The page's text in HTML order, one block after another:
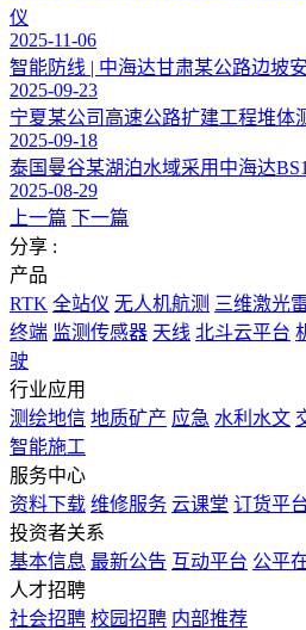
仪
2025-11-06
智能防线 | 中海达甘肃某公路边坡
2025-09-23
宁夏某公司高速公路扩建工程堆体
2025-09-18
泰国曼谷某湖泊水域采用中海达
2025-08-29
上一篇 下一篇
分享 :
产品
RTK 全站仪 无人机航测 三维激光
终端 监测传感器 天线 北斗云平台
驶
行业应用
测绘地信 地质矿产 应急 水利水文
智能施工
服务中心
资料下载 维修服务 云课堂 订货平
投资者关系
基本信息 最新公告 互动平台 公平
人才招聘
社会招聘 校园招聘 内部推荐